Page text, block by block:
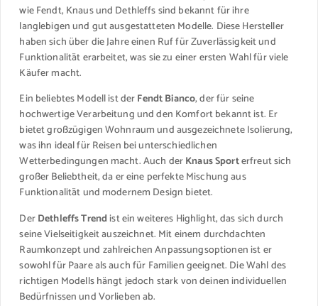
wie Fendt, Knaus und Dethleffs sind bekannt für ihre
langlebigen und gut ausgestatteten Modelle. Diese Hersteller
haben sich über die Jahre einen Ruf für Zuverlässigkeit und
Funktionalität erarbeitet, was sie zu einer ersten Wahl für viele
Käufer macht.
Ein beliebtes Modell ist derFendt Bianco, der für seine
hochwertige Verarbeitung und den Komfort bekannt ist. Er
bietet großzügigen Wohnraum und ausgezeichnete Isolierung,
was ihn ideal für Reisen bei unterschiedlichen
Wetterbedingungen macht. Auch derKnaus Sporterfreut sich
großer Beliebtheit, da er eine perfekte Mischung aus
Funktionalität und modernem Design bietet.
DerDethleffs Trendist ein weiteres Highlight, das sich durch
seine Vielseitigkeit auszeichnet. Mit einem durchdachten
Raumkonzept und zahlreichen Anpassungsoptionen ist er
sowohl für Paare als auch für Familien geeignet. Die Wahl des
richtigen Modells hängt jedoch stark von deinen individuellen
Bedürfnissen und Vorlieben ab.